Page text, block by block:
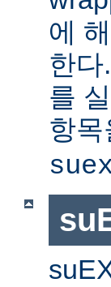
에
한
를
항